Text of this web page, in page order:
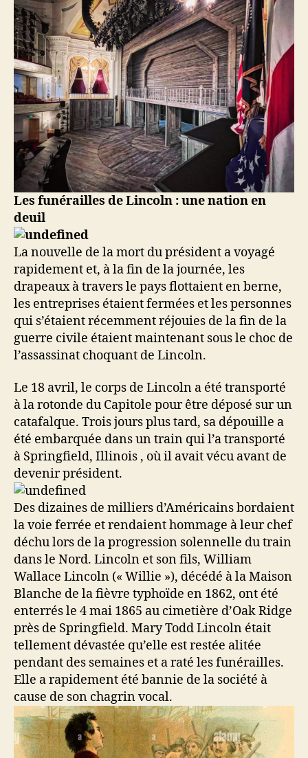
Les funérailles de Lincoln : une nation en
deuil
La nouvelle de la mort du président a voyagé
rapidement et, à la fin de la journée, les
drapeaux à travers le pays flottaient en berne,
les entreprises étaient fermées et les personnes
qui s’étaient récemment réjouies de la fin de la
guerre civile étaient maintenant sous le choc de
l’assassinat choquant de Lincoln.
Le 18 avril, le corps de Lincoln a été transporté
à la rotonde du Capitole pour être déposé sur un
catafalque. Trois jours plus tard, sa dépouille a
été embarquée dans un train qui l’a transporté
à Springfield, Illinois , où il avait vécu avant de
devenir président.
Des dizaines de milliers d’Américains bordaient
la voie ferrée et rendaient hommage à leur chef
déchu lors de la progression solennelle du train
dans le Nord. Lincoln et son fils, William
Wallace Lincoln (« Willie »), décédé à la Maison
Blanche de la fièvre typhoïde en 1862, ont été
enterrés le 4 mai 1865 au cimetière d’Oak Ridge
près de Springfield. Mary Todd Lincoln était
tellement dévastée qu’elle est restée alitée
pendant des semaines et a raté les funérailles.
Elle a rapidement été bannie de la société à
cause de son chagrin vocal.